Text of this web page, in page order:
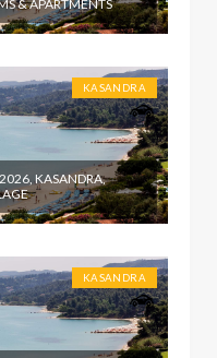
& APARTMENTS
KASANDRA
KASANDRA,
KASANDRA